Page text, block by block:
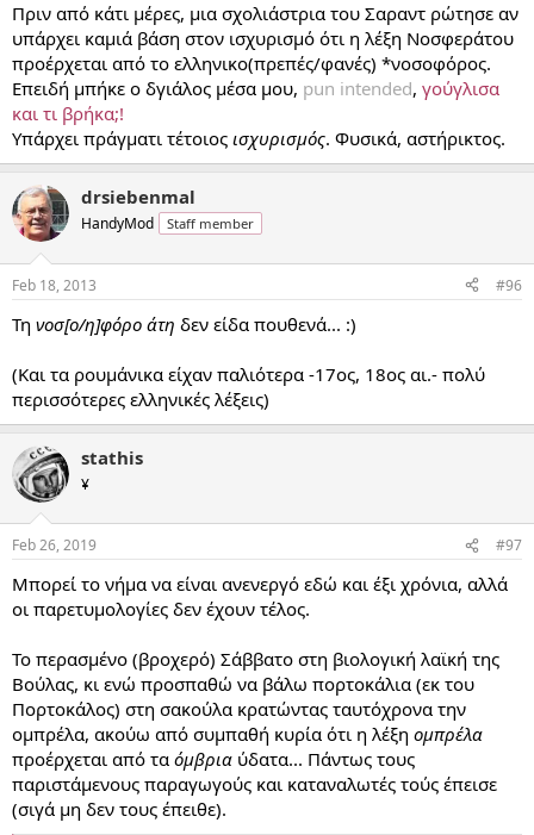
Πριν από κάτι μέρες, μια σχολιάστρια του Σαραντ ρώτησε αν
υπάρχει καμιά βάση στον ισχυρισμό ότι η λέξη Νοσφεράτου
προέρχεται από το ελληνικο(πρεπές/φανές) *νοσοφόρος.
Επειδή μπήκε ο δγιάλος μέσα μου, pun intended, γούγλισα
και τι βρήκα;!
Υπάρχει πράγματι τέτοιος ισχυρισμός. Φυσικά, αστήρικτος.
drsiebenmal
HandyMod Staff member
Feb 18, 2013 #96
Τη νοσ[ο/η]φόρο άτη δεν είδα πουθενά... :)
(Και τα ρουμάνικα είχαν παλιότερα -17ος, 18ος αι.- πολύ
περισσότερες ελληνικές λέξεις)
stathis
¥
Feb 26, 2019 #97
Μπορεί το νήμα να είναι ανενεργό εδώ και έξι χρόνια, αλλά
οι παρετυμολογίες δεν έχουν τέλος.
Το περασμένο (βροχερό) Σάββατο στη βιολογική λαϊκή της
Βούλας, κι ενώ προσπαθώ να βάλω πορτοκάλια (εκ του
Πορτοκάλος) στη σακούλα κρατώντας ταυτόχρονα την
ομπρέλα, ακούω από συμπαθή κυρία ότι η λέξη ομπρέλα
προέρχεται από τα όμβρια ύδατα... Πάντως τους
παριστάμενους παραγωγούς και καταναλωτές τούς έπεισε
(σιγά μη δεν τους έπειθε).